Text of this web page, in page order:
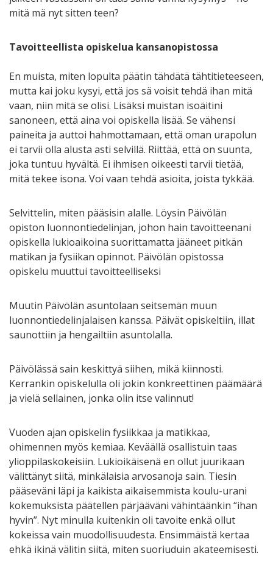
mitä mä nyt sitten teen?
Tavoitteellista opiskelua kansanopistossa
En muista, miten lopulta päätin tähdätä tähtitieteeseen,
mutta kai joku kysyi, että jos sä voisit tehdä ihan mitä
vaan, niin mitä se olisi. Lisäksi muistan isoäitini
sanoneen, että aina voi opiskella lisää. Se vähensi
paineita ja auttoi hahmottamaan, että oman urapolun
ei tarvii olla alusta asti selvillä. Riittää, että on suunta,
joka tuntuu hyvältä. Ei ihmisen oikeesti tarvii tietää,
mitä tekee isona. Voi vaan tehdä asioita, joista tykkää.
Selvittelin, miten pääsisin alalle. Löysin Päivölän
opiston luonnontiedelinjan, johon hain tavoitteenani
opiskella lukioaikoina suorittamatta jääneet pitkän
matikan ja fysiikan opinnot. Päivölän opistossa
opiskelu muuttui tavoitteelliseksi
Muutin Päivölän asuntolaan seitsemän muun
luonnontiedelinjalaisen kanssa. Päivät opiskeltiin, illat
saunottiin ja hengailtiin asuntolalla.
Päivölässä sain keskittyä siihen, mikä kiinnosti.
Kerrankin opiskelulla oli jokin konkreettinen päämäärä
ja vielä sellainen, jonka olin itse valinnut!
Vuoden ajan opiskelin fysiikkaa ja matikkaa,
ohimennen myös kemiaa. Keväällä osallistuin taas
ylioppilaskokeisiin. Lukioikäisenä en ollut juurikaan
välittänyt siitä, minkälaisia arvosanoja sain. Tiesin
pääseväni läpi ja kaikista aikaisemmista koulu-urani
kokemuksista päätellen pärjääväni vähintäänkin “ihan
hyvin”. Nyt minulla kuitenkin oli tavoite enkä ollut
kokeissa vain muodollisuudesta. Ensimmäistä kertaa
ehkä ikinä välitin siitä, miten suoriuduin akateemisesti.